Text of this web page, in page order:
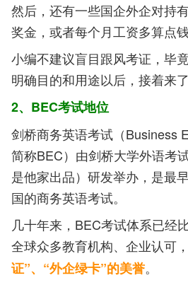
然后，还有一些国企外企对持
奖金，或者每个月工资多算点钱
小编不建议盲目跟风考证，毕
明确目的和用途以后，接着来
2、BEC考试地位
剑桥商务英语考试（Business
简称BEC）由剑桥大学外语考
是他家出品）研发举办，是最
国的商务英语考试。
几十年来，BEC考试体系已经
全球众多教育机构、企业认可，
证”、“外企绿卡”的美誉。